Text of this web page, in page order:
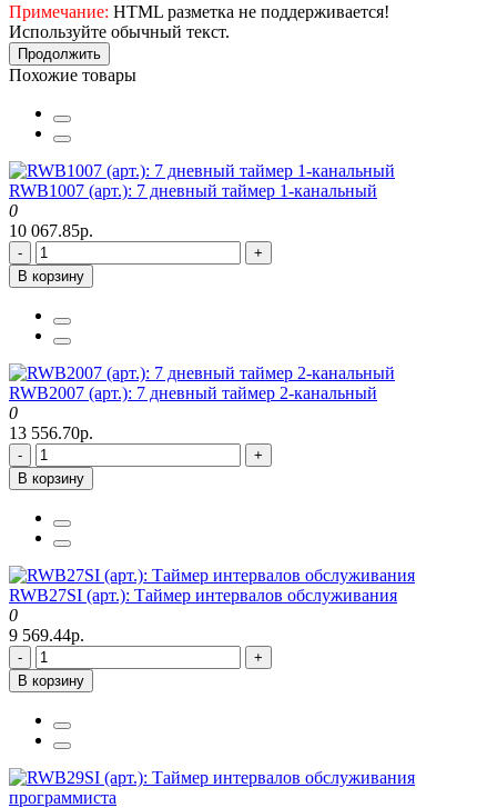
Примечание: HTML разметка не поддерживается!
Используйте обычный текст.
Продолжить
Похожие товары
RWB1007 (арт.): 7 дневный таймер 1-канальный
0
10 067.85р.
-
+
В корзину
RWB2007 (арт.): 7 дневный таймер 2-канальный
0
13 556.70р.
-
+
В корзину
RWB27SI (арт.): Таймер интервалов обслуживания
0
9 569.44р.
-
+
В корзину